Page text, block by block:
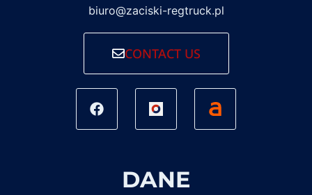
biuro@zaciski-regtruck.pl
CONTACT US
DANE